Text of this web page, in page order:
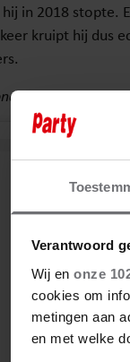
Verantwoord
Wij en onze
cookies om
metingen aan
en met welke
in 2018 stopte.
kruipt hij dus
video.